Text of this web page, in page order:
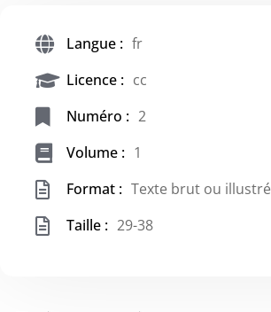
Langue : fr
Licence : cc
Numéro : 2
Volume : 1
Format : Texte brut ou illustré
Taille : 29-38